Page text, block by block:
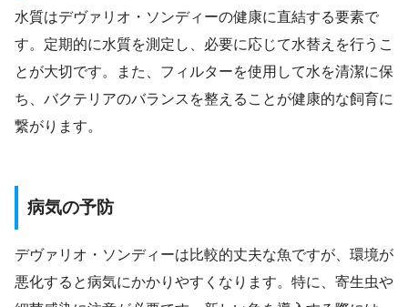
水質はデヴァリオ・ソンディーの健康に直結する要素で
す。定期的に水質を測定し、必要に応じて水替えを行うこ
とが大切です。また、フィルターを使用して水を清潔に保
ち、バクテリアのバランスを整えることが健康的な飼育に
繋がります。
病気の予防
デヴァリオ・ソンディーは比較的丈夫な魚ですが、環境が
悪化すると病気にかかりやすくなります。特に、寄生虫や